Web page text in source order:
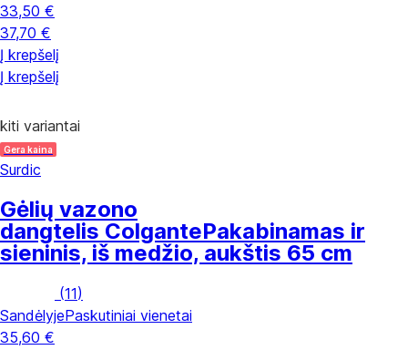
33,50 €
37,70 €
Į krepšelį
Į krepšelį
kiti variantai
Gera kaina
Surdic
Gėlių vazono
dangtelis ColgantePakabinamas ir
sieninis, iš medžio, aukštis 65 cm
(11)
SandėlyjePaskutiniai vienetai
35,60 €